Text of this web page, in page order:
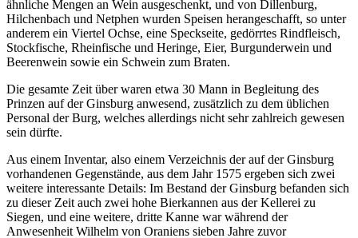
ähnliche Mengen an Wein ausgeschenkt, und von Dillenburg,
Hilchenbach und Netphen wurden Speisen herangeschafft, so unter
anderem ein Viertel Ochse, eine Speckseite, gedörrtes Rindfleisch,
Stockfische, Rheinfische und Heringe, Eier, Burgunderwein und
Beerenwein sowie ein Schwein zum Braten.
Die gesamte Zeit über waren etwa 30 Mann in Begleitung des
Prinzen auf der Ginsburg anwesend, zusätzlich zu dem üblichen
Personal der Burg, welches allerdings nicht sehr zahlreich gewesen
sein dürfte.
Aus einem Inventar, also einem Verzeichnis der auf der Ginsburg
vorhandenen Gegenstände, aus dem Jahr 1575 ergeben sich zwei
weitere interessante Details: Im Bestand der Ginsburg befanden sich
zu dieser Zeit auch zwei hohe Bierkannen aus der Kellerei zu
Siegen, und eine weitere, dritte Kanne war während der
Anwesenheit Wilhelm von Oraniens sieben Jahre zuvor